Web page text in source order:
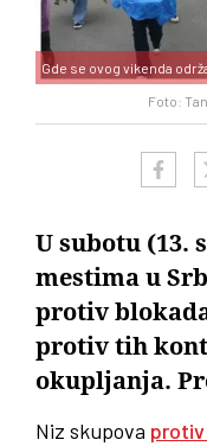
Foto:
Gde se ovog vikenda
U subotu (13.
mestima u
protiv
protiv tih
okupljanja.
Niz skupova